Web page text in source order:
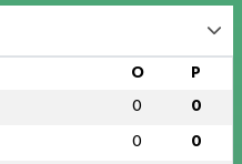
O P
0 0
0 0